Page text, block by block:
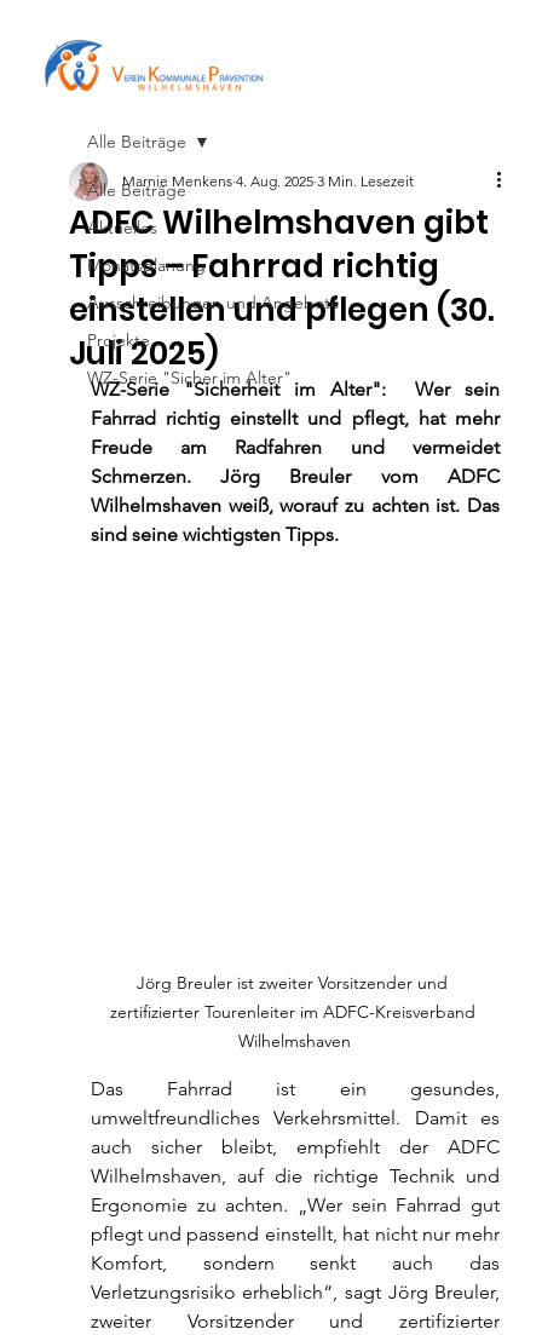
Alle Beiträge
Aktuelles
Monatsplanung
Ausschreibungen und Angebote
Projekte
WZ-Serie "Sicher im Alter"
Alle Beiträge
ADFC Wilhelmshaven gibt
Tipps – Fahrrad richtig
einstellen und pflegen (30.
Juli 2025)
Marnie Menkens 4. Aug. 2025 3 Min. Lesezeit
WZ-Serie "Sicherheit im Alter":  Wer sein
Fahrrad richtig einstellt und pflegt, hat mehr
Freude am Radfahren und vermeidet
Schmerzen. Jörg Breuler vom ADFC
Wilhelmshaven weiß, worauf zu achten ist. Das
sind seine wichtigsten Tipps.
Jörg Breuler ist zweiter Vorsitzender und
zertifizierter Tourenleiter im ADFC-Kreisverband
Wilhelmshaven
Das Fahrrad ist ein gesundes,
umweltfreundliches Verkehrsmittel. Damit es
auch sicher bleibt, empfiehlt der ADFC
Wilhelmshaven, auf die richtige Technik und
Ergonomie zu achten. „Wer sein Fahrrad gut
pflegt und passend einstellt, hat nicht nur mehr
Komfort, sondern senkt auch das
Verletzungsrisiko erheblich“, sagt Jörg Breuler,
zweiter Vorsitzender und zertifizierter